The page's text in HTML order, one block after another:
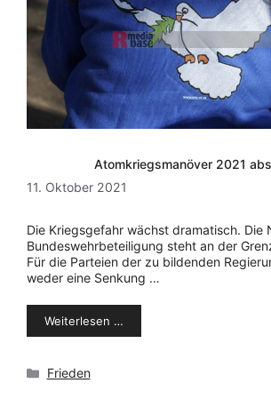
Atomkriegsmanöver 2021
11. Oktober 2021
Die Kriegsgefahr wächst dramatisch. Die
Bundeswehrbeteiligung steht an der
Für die Parteien der zu bildenden
weder eine Senkung …
Weiterlesen …
Kategorien
Frieden